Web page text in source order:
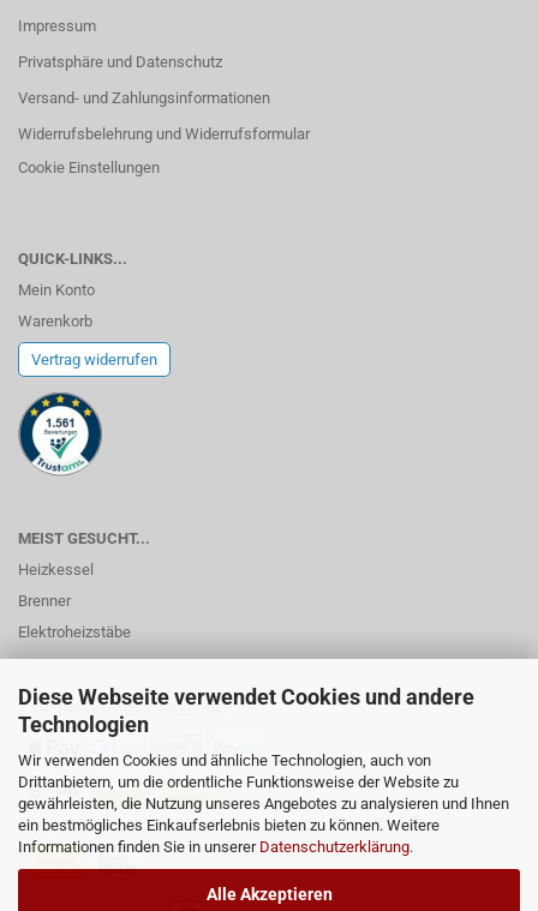
Diese Webseite verwendet Cookies und andere
Technologien
Wir verwenden Cookies und ähnliche Technologien, auch von
Drittanbietern, um die ordentliche Funktionsweise der Website zu
gewährleisten, die Nutzung unseres Angebotes zu analysieren und Ihnen
ein bestmögliches Einkaufserlebnis bieten zu können. Weitere
Informationen finden Sie in unserer Datenschutzerklärung.
Alle Akzeptieren
Impressum
Privatsphäre und Datenschutz
Versand- und Zahlungsinformationen
Widerrufsbelehrung und Widerrufsformular
Cookie Einstellungen
QUICK-LINKS...
Mein Konto
Warenkorb
Vertrag widerrufen
MEIST GESUCHT...
Heizkessel
Brenner
Elektroheizstäbe
ZAHLUNGSMÖGLICHKEITEN...